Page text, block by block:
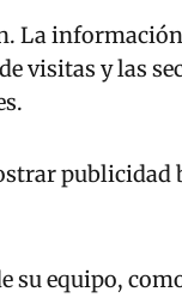
La
visitas y las
publicidad
su equipo,